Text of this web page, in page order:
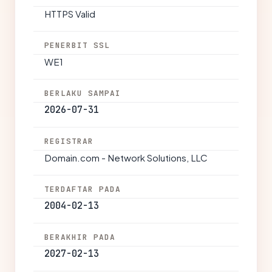
HTTPS Valid
PENERBIT SSL
WE1
BERLAKU SAMPAI
2026-07-31
REGISTRAR
Domain.com - Network Solutions, LLC
TERDAFTAR PADA
2004-02-13
BERAKHIR PADA
2027-02-13